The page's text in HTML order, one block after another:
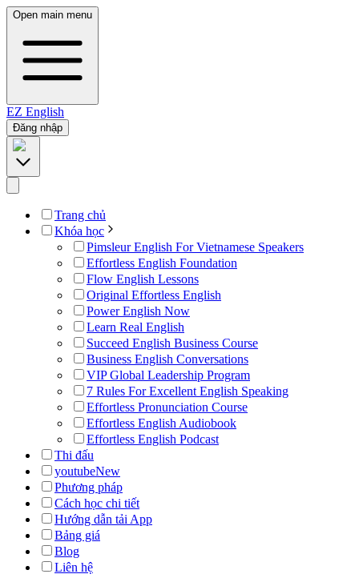
Open main menu
EZ English
Đăng nhập
Trang chủ
Khóa học
Pimsleur English For Vietnamese Speakers
Effortless English Foundation
Flow English Lessons
Original Effortless English
Power English Now
Learn Real English
Succeed English Business Course
Business English Conversations
VIP Global Leadership Program
7 Rules For Excellent English Speaking
Effortless Pronunciation Course
Effortless English Audiobook
Effortless English Podcast
Thi đấu
youtubeNew
Phương pháp
Cách học chi tiết
Hướng dẫn tải App
Bảng giá
Blog
Liên hệ